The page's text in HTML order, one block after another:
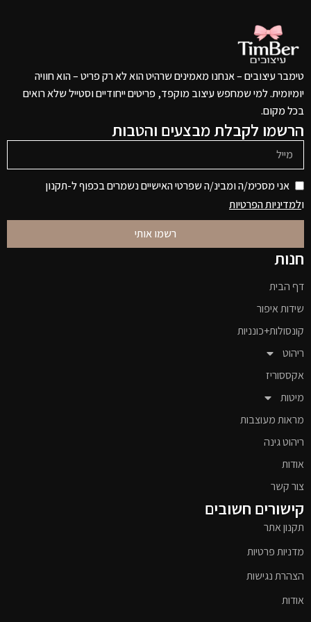
טימבר עיצובים – אנחנו מאמינים שרהיט הוא לא רק פריט – הוא חוויה
יומיומית. למי שמחפש עיצוב מוקפד, פריטים ייחודיים וסטייל שלא רואים
בכל מקום.
הרשמו לקבלת מבצעים והטבות
אני מסכימ/ה ומבינ/ה שפרטי האישיים נשמרים בכפוף ל-תקנון
ולמדיניות הפרטיות
רשמו אותי
חנות
דף הבית
שידות איפור
קונסולות+כונניות
ריהוט
אקססוריז
מיטות
מראות מעוצבות
ריהוט גינה
אודות
צור קשר
קישורים חשובים
תקנון אתר
מדניות פרטיות
הצהרת נגישות
אודות